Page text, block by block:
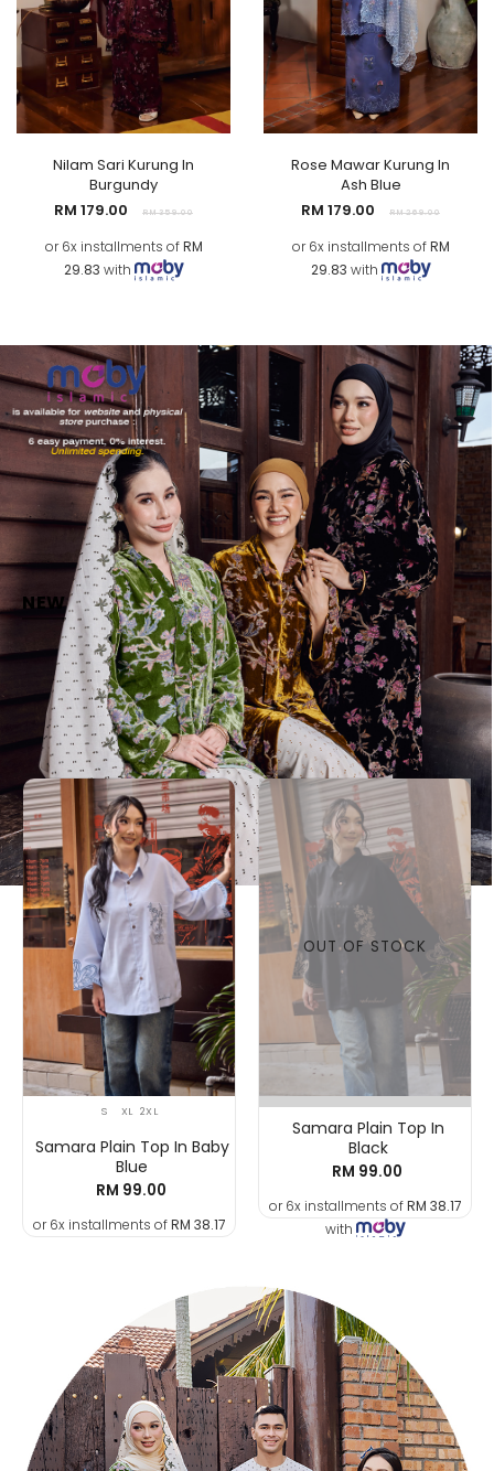
Nilam Sari Kurung In
Burgundy
RM 179.00
RM 359.00
or 6x installments ofRM
29.83 with
Rose Mawar Kurung In
Ash Blue
RM 179.00
RM 269.00
or 6x installments ofRM
29.83 with
NEW
S XL 2XL
Samara Plain Top In Baby
Blue
RM 99.00
or 6x installments ofRM 38.17
OUT OF STOCK
Samara Plain Top In
Black
RM 99.00
or 6x installments ofRM 38.17
with